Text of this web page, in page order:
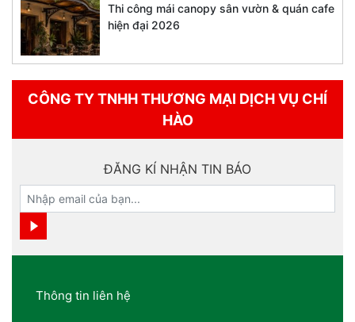
Thi công mái canopy sân vườn & quán cafe
hiện đại 2026
CÔNG TY TNHH THƯƠNG MẠI DỊCH VỤ CHÍ
HÀO
ĐĂNG KÍ NHẬN TIN BÁO
Thông tin liên hệ